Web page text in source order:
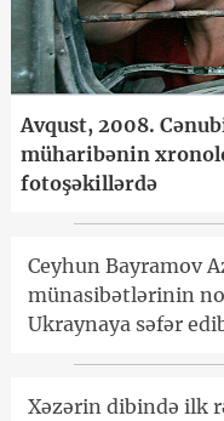
Avqust, 2008.
müharibənin
fotoşəkillərdə
Ceyhun Bayramov
münasibətlərinin
Ukraynaya səfər
Xəzərin dibində ilk